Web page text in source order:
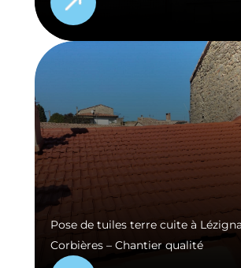
Pose de tuiles terre cuite à
Corbières – Chantier qualité